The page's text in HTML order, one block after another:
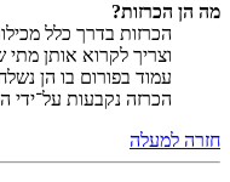
מה הן הכרזות?
הכרזות בדרך כלל
וצריך לקרוא אותן
עמוד בפורום בו הן
הכרזה נקבעות
חזרה למעלה